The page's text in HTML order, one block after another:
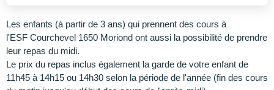
Les enfants (à partir de 3 ans) qui prennent des cours à
l'ESF Courchevel 1650 Moriond ont aussi la possibilité de prendre
leur repas du midi.
Le prix du repas inclus également la garde de votre enfant de
11h45 à 14h15 ou 14h30 selon la période de l'année (fin des cours